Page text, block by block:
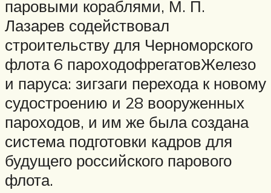
паровыми кораблями, М. П.
Лазарев содействовал
строительству для Черноморского
флота 6 пароходофрегатовЖелезо
и паруса: зигзаги перехода к новому
судостроению и 28 вооруженных
пароходов, и им же была создана
система подготовки кадров для
будущего российского парового
флота.